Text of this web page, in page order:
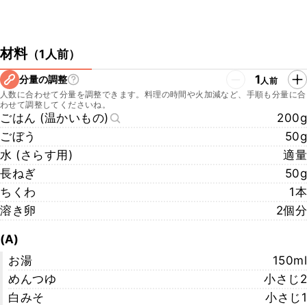
材料（1人前）
分量の調整 1人前
人数に合わせて分量を調整できます。料理の時間や火加減など、手順も分量に合
わせて調整してくださいね。
ごはん (温かいもの)
200g
ごぼう
50g
水 (さらす用)
適量
長ねぎ
50g
ちくわ
1本
溶き卵
2個分
(A)
お湯
150ml
めんつゆ
小さじ2
白みそ
小さじ1